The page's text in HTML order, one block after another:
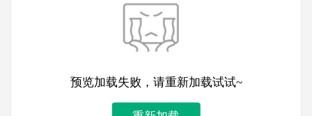
预览加载失败，请重新加载试试~